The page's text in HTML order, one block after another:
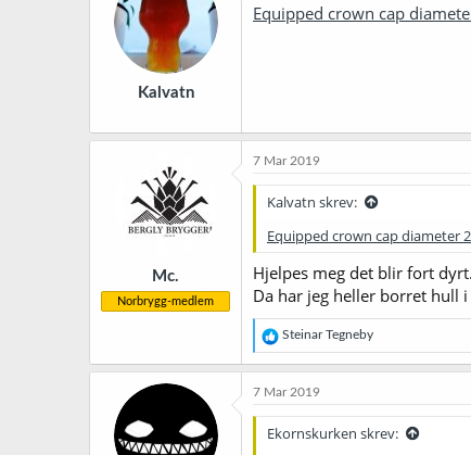
Kalvatn
Equipped crown cap
Mc.
Norbrygg-medlem
7 Mar 2019
Kalvatn skrev:
Equipped crown cap diameter
Hjelpes meg det blir fort dyrt.
Da har jeg heller borret hull
R
e
a
j
o
Steinar Tegneby
7 Mar 2019
Ekornskurken skrev: